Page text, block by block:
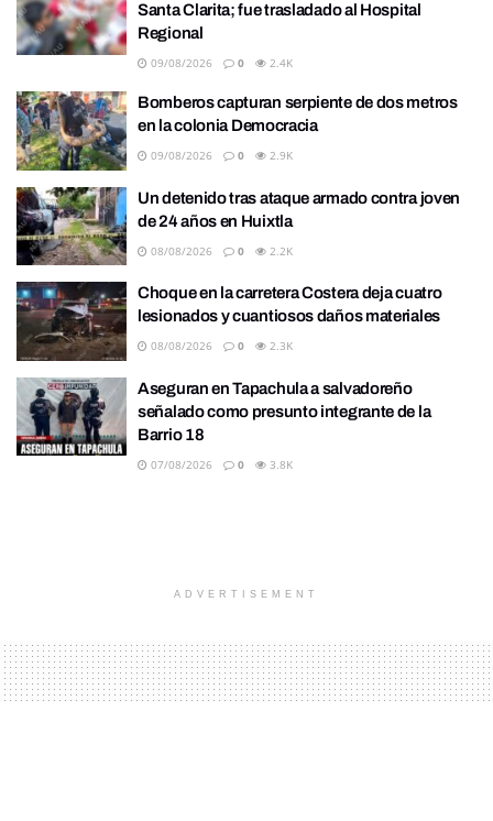
Santa Clarita; fue trasladado al Hospital
Regional
09/08/2026 0 2.4K
Bomberos capturan serpiente de dos metros
en la colonia Democracia
09/08/2026 0 2.9K
Un detenido tras ataque armado contra joven
de 24 años en Huixtla
08/08/2026 0 2.2K
Choque en la carretera Costera deja cuatro
lesionados y cuantiosos daños materiales
08/08/2026 0 2.3K
Aseguran en Tapachula a salvadoreño
señalado como presunto integrante de la
Barrio 18
07/08/2026 0 3.8K
ADVERTISEMENT